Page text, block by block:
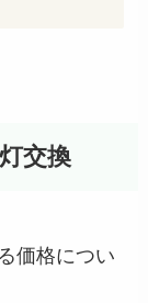
交換
価格につい